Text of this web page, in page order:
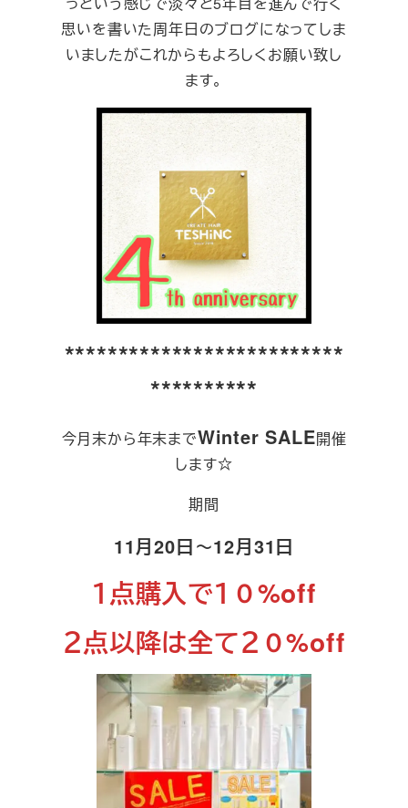
思いを書いた周年日のブログになってしま
いましたがこれからもよろしくお願い致し
ます。
**************************
**********
今月末から年末までWinter SALE開催
します☆
期間
11月20日～12月31日
１点購入で１０%off
２点以降は全て２０%off